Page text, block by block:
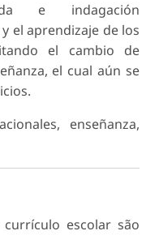
e indagación
el aprendizaje de los
el cambio de
el cual aún se
enseñanza,
escolar são